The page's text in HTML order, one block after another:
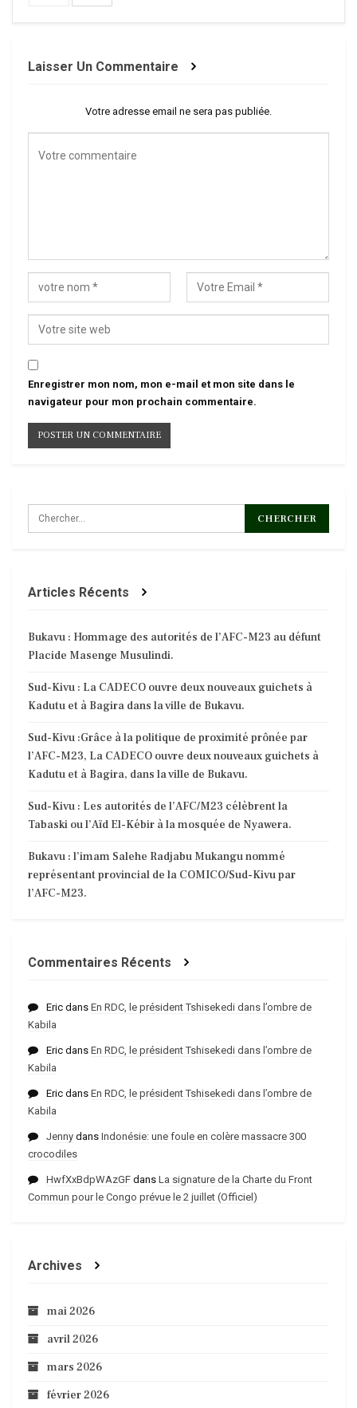
Laisser Un Commentaire
Votre adresse email ne sera pas publiée.
Enregistrer mon nom, mon e-mail et mon site dans le
navigateur pour mon prochain commentaire.
Articles Récents
Bukavu : Hommage des autorités de l’AFC-M23 au défunt
Placide Masenge Musulindi.
Sud-Kivu : La CADECO ouvre deux nouveaux guichets à
Kadutu et à Bagira dans la ville de Bukavu.
Sud-Kivu :Grâce à la politique de proximité prônée par
l’AFC-M23, La CADECO ouvre deux nouveaux guichets à
Kadutu et à Bagira, dans la ville de Bukavu.
Sud-Kivu : Les autorités de l’AFC/M23 célèbrent la
Tabaski ou l’Aïd El-Kébir à la mosquée de Nyawera.
Bukavu : l’imam Salehe Radjabu Mukangu nommé
représentant provincial de la COMICO/Sud-Kivu par
l’AFC-M23.
Commentaires Récents
Eric dans En RDC, le président Tshisekedi dans l’ombre de
Kabila
Eric dans En RDC, le président Tshisekedi dans l’ombre de
Kabila
Eric dans En RDC, le président Tshisekedi dans l’ombre de
Kabila
Jenny dans Indonésie: une foule en colère massacre 300
crocodiles
HwfXxBdpWAzGF dans La signature de la Charte du Front
Commun pour le Congo prévue le 2 juillet (Officiel)
Archives
mai 2026
avril 2026
mars 2026
février 2026